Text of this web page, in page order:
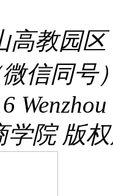
教园区
信同号
学院 版